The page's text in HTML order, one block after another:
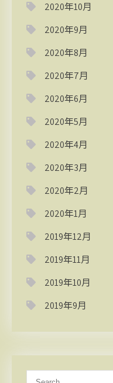
2020年10月
2020年9月
2020年8月
2020年7月
2020年6月
2020年5月
2020年4月
2020年3月
2020年2月
2020年1月
2019年12月
2019年11月
2019年10月
2019年9月